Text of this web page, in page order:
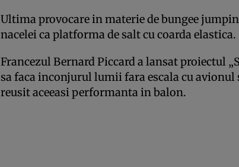
Ultima provocare in materie de bungee
nacelei ca platforma de salt cu coarda elastica.
Francezul Bernard Piccard a lansat proiectul
sa faca inconjurul lumii fara escala cu avionul
reusit aceeasi performanta in balon.